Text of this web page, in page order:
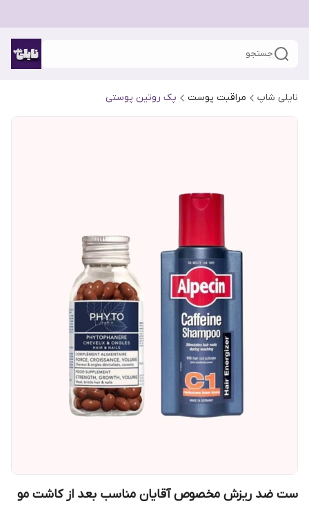
جستجو
نایلی شاپ مراقبت پوست پک روتین پوستی
ست ضد ریزش مخصوص آقایان مناسب بعد از کاشت مو